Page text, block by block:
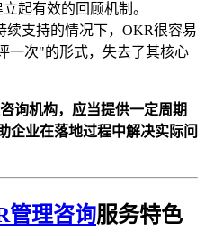
起有效的回顾机制。
续支持的情况下，OKR很容易
一次"的形式，失去了其核心
询机构，应当提供一定周期
企业在落地过程中解决实际问
管理咨询服务特色